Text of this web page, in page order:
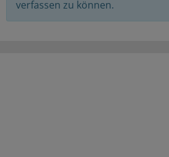
verfassen zu können.